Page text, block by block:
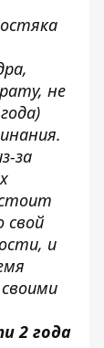
не
за
свой
и
2 года